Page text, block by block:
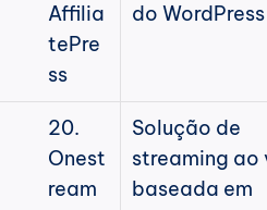
Affilia
tePre
ss
do WordPress
Onest
ream
Solução de
streaming ao
baseada em